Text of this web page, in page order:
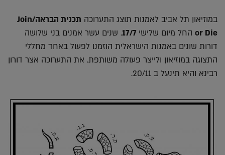
במוזיאון תל אביב לאמנות תוצג התערוכה
תכנית הבראה/Join
or Die החל מיום שלישי17/7. שנים עשר אמנים בני שלושה
דורות שונים באמנות הישראלית הוזמנו לפעול באחד מחללי
התצוגה במוזיאון ולייצר פעולה משותפת. את התערוכה אצר דורון
רבינא והיא תינעל ב 20/11.